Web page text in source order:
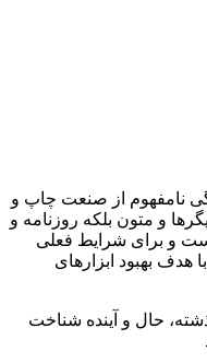
نامفهوم از صنعت چاپ و
و متون بلکه روزنامه و
و برای شرایط فعلی
هدف بهبود ابزارهای
حال و آینده شناخت